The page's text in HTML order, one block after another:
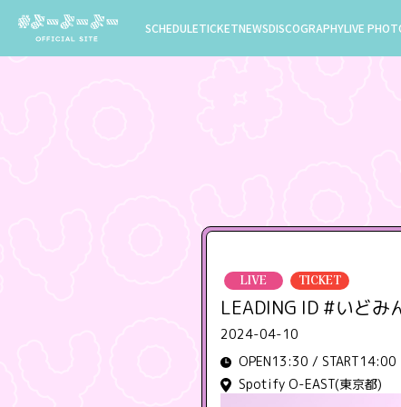
SCHEDULETICKETNEWSDISCOGRAPHYLIVE
LIVE TICKET
LEADING ID #いどみ
2024-04-10
OPEN13:30 / START14:00
Spotify O-EAST(東京都)